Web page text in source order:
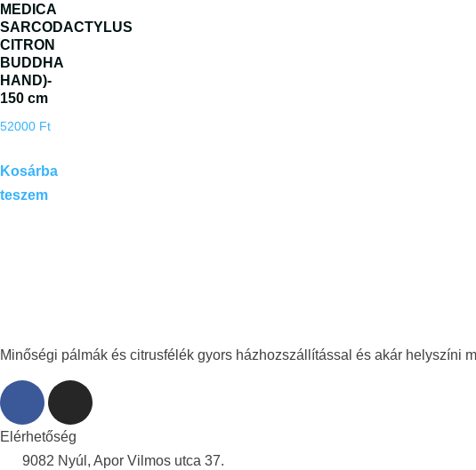
MEDICA
SARCODACTYLUS
CITRON
BUDDHA
HAND)-
150 cm
52000 Ft
Kosárba
teszem
Minőségi pálmák és citrusfélék gyors házhozszállítással és akár helyszíni
Elérhetőség
9082 Nyúl, Apor Vilmos utca 37.